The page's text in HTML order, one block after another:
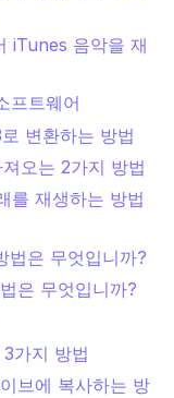
iTunes 음악을 재
프트웨어
변환하는 방법
오는 2가지 방법
재생하는 방법
은 무엇입니까?
은 무엇입니까?
가지 방법
브에 복사하는 방